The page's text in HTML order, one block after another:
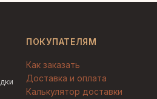
ПОКУПАТЕЛЯМ
Как заказать
Доставка и оплата
Калькулятор доставки